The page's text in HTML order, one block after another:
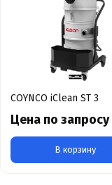
COYNCO iClean ST 3
Цена по запросу
В корзину